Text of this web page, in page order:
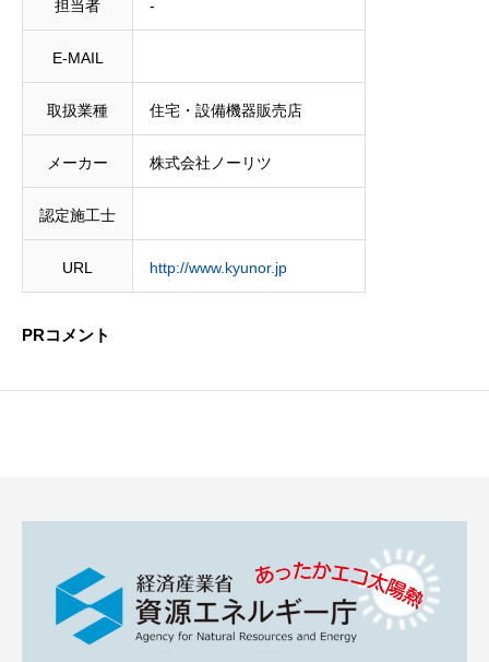
担当者 ‐
E-MAIL
取扱業種 住宅・設備機器販売店
メーカー 株式会社ノーリツ
認定施工士
URL http://www.kyunor.jp
PRコメント